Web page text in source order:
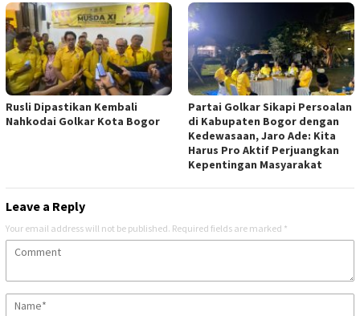
Rusli Dipastikan Kembali
Nahkodai Golkar Kota Bogor
Partai Golkar Sikapi Persoalan
di Kabupaten Bogor dengan
Kedewasaan, Jaro Ade: Kita
Harus Pro Aktif Perjuangkan
Kepentingan Masyarakat
Leave a Reply
Your email address will not be published. Required fields are marked *